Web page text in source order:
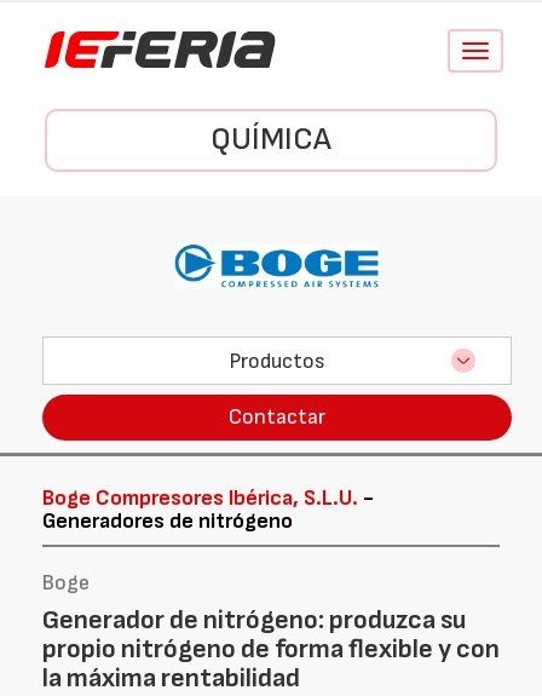
Conmutar
QUÍMICA
Productos
Contactar
Boge Compresores Ibérica, S.L.U. -
Generadores de nitrógeno
Boge
Generador de nitrógeno: produzca su
propio nitrógeno de forma flexible y con
la máxima rentabilidad